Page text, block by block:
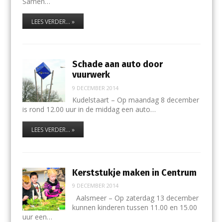
LEES VERDER... »
Schade aan auto door
vuurwerk
9 DECEMBER 2014
Kudelstaart – Op maandag 8 december
is rond 12.00 uur in de middag een auto…
LEES VERDER... »
Kerststukje maken in Centrum
9 DECEMBER 2014
Aalsmeer – Op zaterdag 13 december
kunnen kinderen tussen 11.00 en 15.00
uur een…